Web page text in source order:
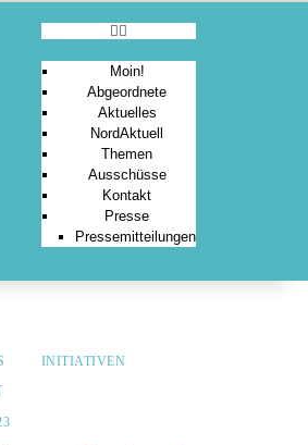
Moin!
Abgeordnete
Aktuelles
NordAktuell
Themen
Ausschüsse
Kontakt
Presse
Pressemitteilungen
INITIATIVEN